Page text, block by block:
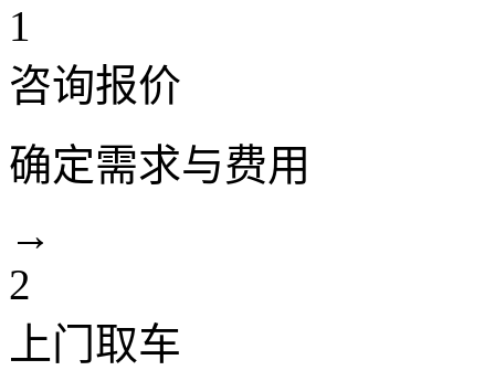
1
咨询报价
确定需求与费用
→
2
上门取车